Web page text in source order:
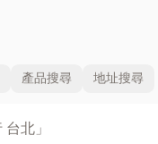
產品搜尋 地址搜尋